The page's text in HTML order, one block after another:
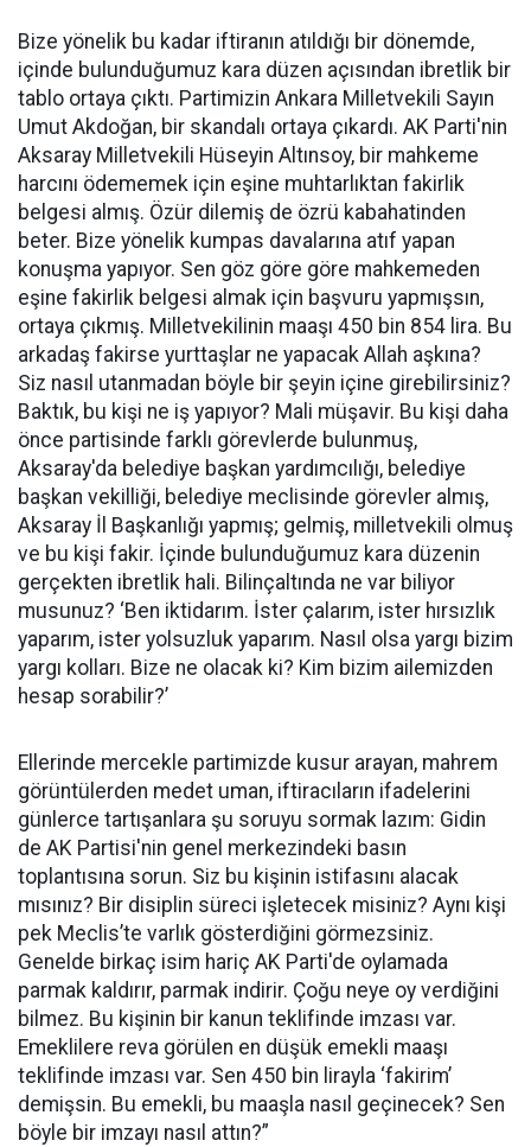
Bize yönelik bu kadar iftiranın atıldığı bir dönemde,
içinde bulunduğumuz kara düzen açısından ibretlik bir
tablo ortaya çıktı. Partimizin Ankara Milletvekili Sayın
Umut Akdoğan, bir skandalı ortaya çıkardı. AK Parti'nin
Aksaray Milletvekili Hüseyin Altınsoy, bir mahkeme
harcını ödememek için eşine muhtarlıktan fakirlik
belgesi almış. Özür dilemiş de özrü kabahatinden
beter. Bize yönelik kumpas davalarına atıf yapan
konuşma yapıyor. Sen göz göre göre mahkemeden
eşine fakirlik belgesi almak için başvuru yapmışsın,
ortaya çıkmış. Milletvekilinin maaşı 450 bin 854 lira. Bu
arkadaş fakirse yurttaşlar ne yapacak Allah aşkına?
Siz nasıl utanmadan böyle bir şeyin içine girebilirsiniz?
Baktık, bu kişi ne iş yapıyor? Mali müşavir. Bu kişi daha
önce partisinde farklı görevlerde bulunmuş,
Aksaray'da belediye başkan yardımcılığı, belediye
başkan vekilliği, belediye meclisinde görevler almış,
Aksaray İl Başkanlığı yapmış; gelmiş, milletvekili olmuş
ve bu kişi fakir. İçinde bulunduğumuz kara düzenin
gerçekten ibretlik hali. Bilinçaltında ne var biliyor
musunuz? ‘Ben iktidarım. İster çalarım, ister hırsızlık
yaparım, ister yolsuzluk yaparım. Nasıl olsa yargı bizim
yargı kolları. Bize ne olacak ki? Kim bizim ailemizden
hesap sorabilir?’
Ellerinde mercekle partimizde kusur arayan, mahrem
görüntülerden medet uman, iftiracıların ifadelerini
günlerce tartışanlara şu soruyu sormak lazım: Gidin
de AK Partisi'nin genel merkezindeki basın
toplantısına sorun. Siz bu kişinin istifasını alacak
mısınız? Bir disiplin süreci işletecek misiniz? Aynı kişi
pek Meclis’te varlık gösterdiğini görmezsiniz.
Genelde birkaç isim hariç AK Parti'de oylamada
parmak kaldırır, parmak indirir. Çoğu neye oy verdiğini
bilmez. Bu kişinin bir kanun teklifinde imzası var.
Emeklilere reva görülen en düşük emekli maaşı
teklifinde imzası var. Sen 450 bin lirayla ‘fakirim’
demişsin. Bu emekli, bu maaşla nasıl geçinecek? Sen
böyle bir imzayı nasıl attın?”